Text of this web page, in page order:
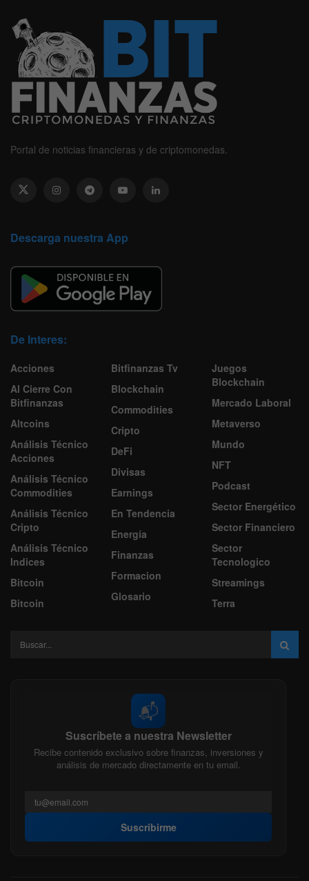
Portal de noticias financieras y de criptomonedas.
Descarga nuestra App
De Interes:
Acciones
Al Cierre Con
Bitfinanzas
Altcoins
Análisis Técnico
Acciones
Análisis Técnico
Commodities
Análisis Técnico
Cripto
Análisis Técnico
Indices
Bitcoin
Bitcoin
Bitfinanzas Tv
Blockchain
Commodities
Cripto
DeFi
Divisas
Earnings
En Tendencia
Energía
Finanzas
Formacion
Glosario
Juegos
Blockchain
Mercado Laboral
Metaverso
Mundo
NFT
Podcast
Sector Energético
Sector Financiero
Sector
Tecnologico
Streamings
Terra
📬
Suscríbete a nuestra Newsletter
Recibe contenido exclusivo sobre finanzas, inversiones y
análisis de mercado directamente en tu email.
Suscribirme